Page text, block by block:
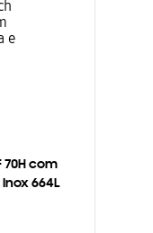
70H com
664L